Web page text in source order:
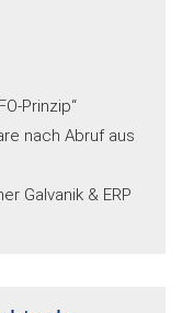
Prinzip“
nach Abruf aus
Galvanik & ERP